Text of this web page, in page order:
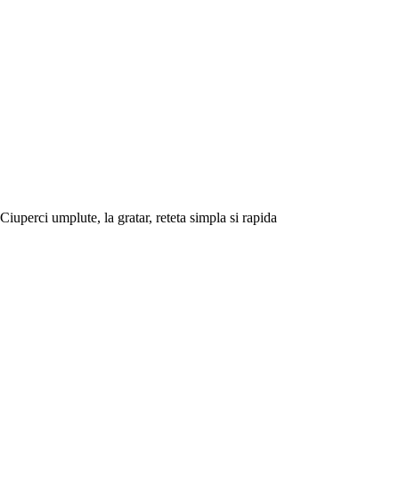
Ciuperci umplute, la gratar, reteta simpla si rapida